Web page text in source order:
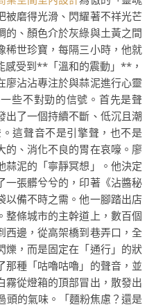
被磨得光滑、閃耀著不祥光芒
的、顏色介於灰綠與土黃之間
稀世珍寶，每隔三小時，他就
感受到**「溫和的震動」**，
廖沾沾專注於與蒜泥進行心靈
些不對勁的信號。首先是聲
出了一個持續不斷、低沉且潮
聲音不是引擎聲，也不是
的、消化不良的胃在哀嚎。廖
蒜泥的「寧靜冥想」。他決定
一張髒兮兮的，印著《沾醬秘
以備不時之需。他一腳踏出店
整條城市的主幹道上，數百個
西邊，從高架橋到巷弄口，全
爍，而是固定在「通行」的狀
那種「咕嚕咕嚕」的聲音，並
霧從燈箱的頂部冒出，散發出
的氣味。「麵粉焦慮？還是